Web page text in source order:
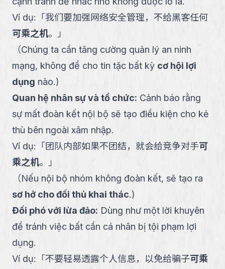
Ví dụ: 「我们要加强网络安全管理，不给黑客任何
可乘之机。
」
（Chúng ta cần tăng cường quản lý an ninh
mạng, không để cho tin tặc bất kỳ cơ hội lợi
dụng nào.)
Quan hệ nhân sự và tổ chức: Cảnh báo rằng
sự mất đoàn kết nội bộ sẽ tạo điều kiện cho kẻ
thù bên ngoài xâm nhập.
Ví dụ: 「团队内部如果不团结，就会给竞争对手可
乘之机。
」
（Nếu nội bộ nhóm không đoàn kết, sẽ tạo ra
sơ hở cho đối thủ khai thác.)
Đối phó với lừa đảo: Dùng như một lời khuyên
để tránh việc bất cẩn cá nhân bị tội phạm lợi
dụng.
Ví dụ: 「不要轻易透露个人信息，以免给骗子可乘